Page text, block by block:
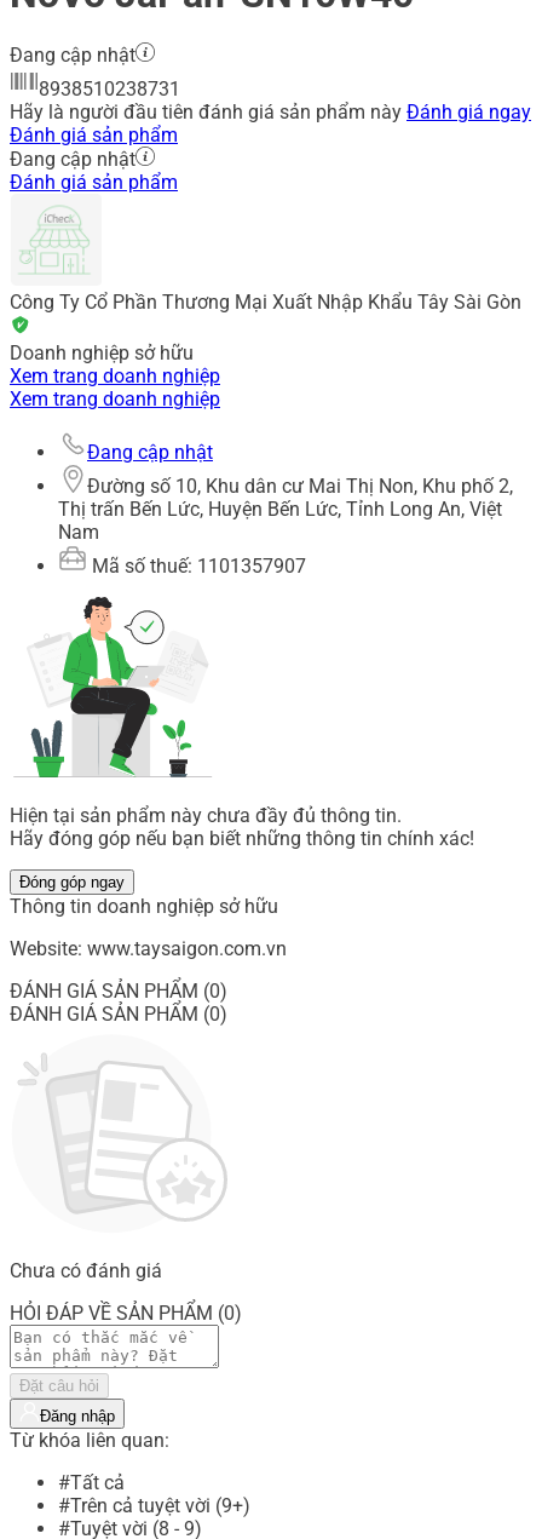
Đang cập nhật
8938510238731
Hãy là người đầu tiên đánh giá sản phẩm này Đánh giá ngay
Đánh giá sản phẩm
Đang cập nhật
Đánh giá sản phẩm
Công Ty Cổ Phần Thương Mại Xuất Nhập Khẩu Tây Sài Gòn
Doanh nghiệp sở hữu
Xem trang doanh nghiệp
Xem trang doanh nghiệp
Đang cập nhật
Đường số 10, Khu dân cư Mai Thị Non, Khu phố 2,
Thị trấn Bến Lức, Huyện Bến Lức, Tỉnh Long An, Việt
Nam
Mã số thuế: 1101357907
Hiện tại sản phẩm này chưa đầy đủ thông tin.
Hãy đóng góp nếu bạn biết những thông tin chính xác!
Đóng góp ngay
Thông tin doanh nghiệp sở hữu
Website: www.taysaigon.com.vn
ĐÁNH GIÁ SẢN PHẨM (0)
ĐÁNH GIÁ SẢN PHẨM (0)
Chưa có đánh giá
HỎI ĐÁP VỀ SẢN PHẨM (0)
Đặt câu hỏi
Đăng nhập
Từ khóa liên quan:
#Tất cả
#Trên cả tuyệt vời (9+)
#Tuyệt vời (8 - 9)